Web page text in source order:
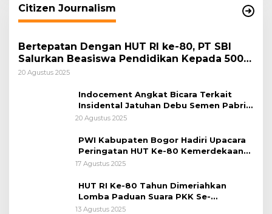
Citizen Journalism
Bertepatan Dengan HUT RI ke-80, PT SBI
Salurkan Beasiswa Pendidikan Kepada 500
Pelajar
20 Agustus 2025
Indocement Angkat Bicara Terkait
Insidental Jatuhan Debu Semen Pabrik
Citeureup
20 Agustus 2025
PWI Kabupaten Bogor Hadiri Upacara
Peringatan HUT Ke-80 Kemerdekaan
RI, di Lapangan Tegar Beriman
17 Agustus 2025
HUT RI Ke-80 Tahun Dimeriahkan
Lomba Paduan Suara PKK Se-
Kabupaten Bogor
13 Agustus 2025